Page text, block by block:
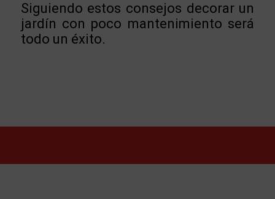
Siguiendo estos consejos decorar un
jardín con poco mantenimiento será
todo un éxito.